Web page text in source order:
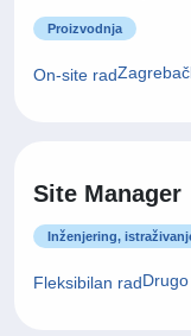
Proizvodnja
On-site rad
Site Manager
Inženjering,
Fleksibilan radDrugo